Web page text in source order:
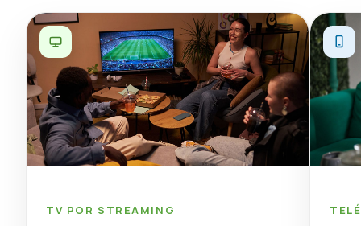
TV POR STREAMING